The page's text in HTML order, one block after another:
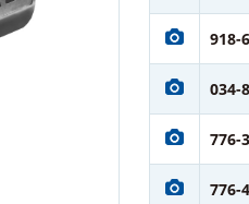
918-
034-
776-
776-